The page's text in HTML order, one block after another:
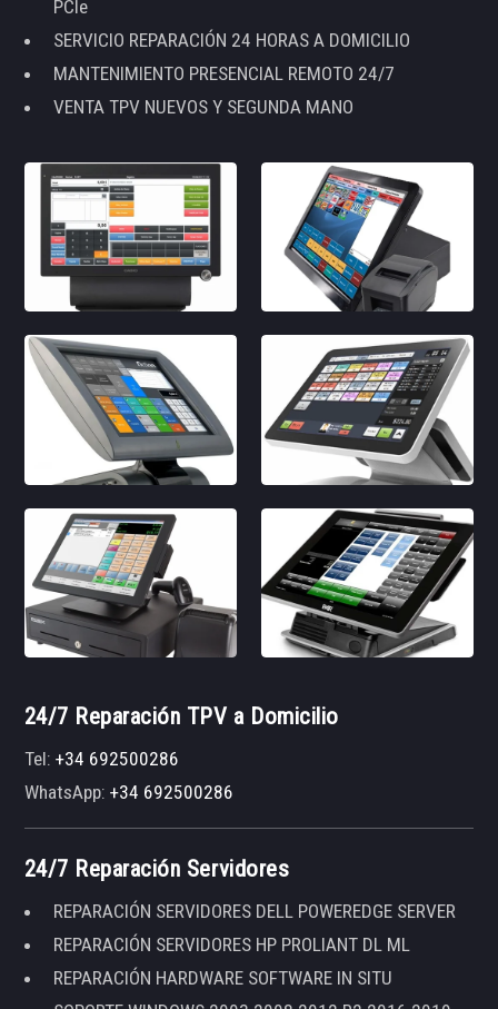
PCIe
SERVICIO REPARACIÓN 24 HORAS A DOMICILIO
MANTENIMIENTO PRESENCIAL REMOTO 24/7
VENTA TPV NUEVOS Y SEGUNDA MANO
24/7 Reparación TPV a Domicilio
Tel:+34 692500286
WhatsApp:+34 692500286
24/7 Reparación Servidores
REPARACIÓN SERVIDORES DELL POWEREDGE SERVER
REPARACIÓN SERVIDORES HP PROLIANT DL ML
REPARACIÓN HARDWARE SOFTWARE IN SITU